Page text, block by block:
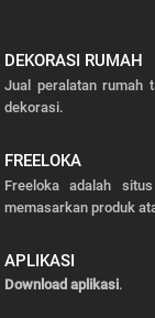
DEKORASI RUMAH
Jual peralatan rumah
dekorasi.
FREELOKA
Freeloka adalah
memasarkan produk
APLIKASI
Download aplikasi.